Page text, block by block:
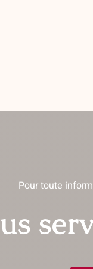
Pour toute